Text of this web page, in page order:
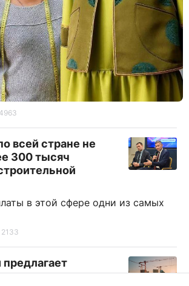
4963
всей стране не
300 тысяч
в этой сфере одни из самых
2133
поступлении в